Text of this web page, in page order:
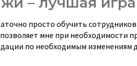
просто обучить
мне при необходимости
по необходимым изменениям